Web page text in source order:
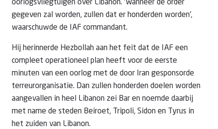
oorlogsvliegtuigen over Libanon. 'Wanneer de order
gegeven zal worden, zullen dat er honderden worden',
waarschuwde de IAF commandant.
Hij herinnerde Hezbollah aan het feit dat de IAF een
compleet operationeel plan heeft voor de eerste
minuten van een oorlog met de door Iran gesponsorde
terreurorganisatie. Dan zullen honderden doelen worden
aangevallen in heel Libanon zei Bar en noemde daarbij
met name de steden Beiroet, Tripoli, Sidon en Tyrus in
het zuiden van Libanon.